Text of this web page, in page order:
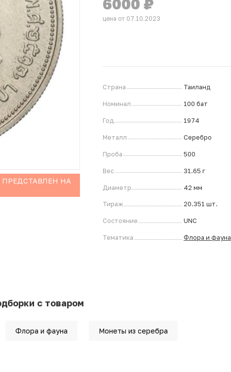
НА
6000₽
цена от 07.10.2023
Страна Таиланд
Номинал 100 бат
Год 1974
Металл Серебро
Проба 500
Вес 31.65 г
Диаметр 42 мм
Тираж 20.351 шт.
Состояние UNC
Тематика Флора и фауна
с товаром
Флора и фауна Монеты из серебра